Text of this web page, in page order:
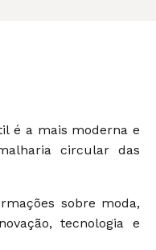
é a mais moderna e
circular das
sobre moda,
tecnologia e